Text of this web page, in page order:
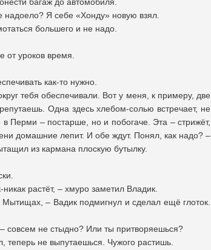
Я себе «Хонду» новую взял.
большего и не надо.
уроков время.
как-то нужно.
тебя обеспечивали. Вот у меня, к примеру, две
Одна здесь хлебом-солью встречает, не
в Перми – постарше, но и побогаче. Эта – стрижёт,
домашние лепит. И обе ждут. Понял, как надо? –
из кармана плоскую бутылку.
растёт, – хмуро заметил Владик.
– Вадик подмигнул и сделал ещё глоток.
совсем не стыдно? Или ты притворяешься?
не выпутаешься. Чужого растишь.